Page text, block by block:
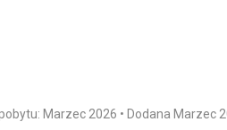
miasta można
Dużym plusem jest to, że mówią
miasta można
wycieczki i wędrówki. Krowy
Marzec 2026 Dodana Marzec